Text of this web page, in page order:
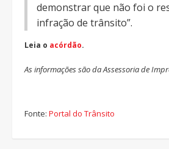
demonstrar que não foi o
infração de trânsito”.
Leia o acórdão.
As informações são da Assessoria de
Fonte: Portal do Trânsito